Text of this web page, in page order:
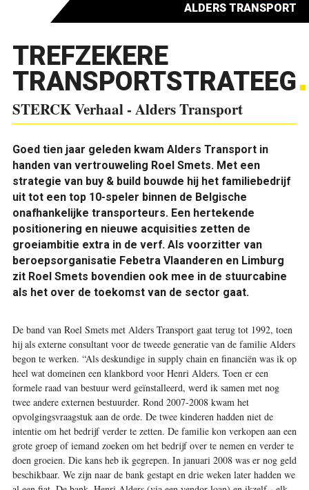
ALDERS TRANSPORT
TREFZEKERE
TRANSPORTSTRATEEG
STERCK Verhaal - Alders Transport
Goed tien jaar geleden kwam Alders Transport in
handen van vertrouweling Roel Smets. Met een
strategie van buy & build bouwde hij het familiebedrijf
uit tot een top 10-speler binnen de Belgische
onafhankelijke transporteurs. Een hertekende
positionering en nieuwe acquisities zetten de
groeiambitie extra in de verf. Als voorzitter van
beroepsorganisatie Febetra Vlaanderen en Limburg
zit Roel Smets bovendien ook mee in de stuurcabine
als het over de toekomst van de sector gaat.
De band van Roel Smets met Alders Transport gaat terug tot 1992, toen
hij als externe consultant voor de tweede generatie van de familie Alders
begon te werken. “Als deskundige in supply chain en financiën was ik op
heel wat domeinen een klankbord voor Henri Alders. Toen er een
formele raad van bestuur werd geïnstalleerd, werd ik samen met nog
twee andere externen bestuurder. Rond 2007-2008 kwam het
opvolgingsvraagstuk aan de orde. De twee ­kinderen hadden niet de
intentie om het bedrijf verder te zetten. De familie kon verkopen aan een
grote groep of iemand zoeken om het bedrijf over te nemen en verder te
doen groeien. Die kans heb ik gegrepen. In januari 2008 was er nog geld
beschikbaar. We zijn naar de bank gestapt en drie weken later hadden we